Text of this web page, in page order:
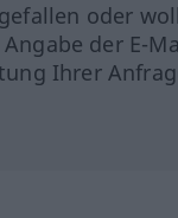
oder
der E-
Ihrer